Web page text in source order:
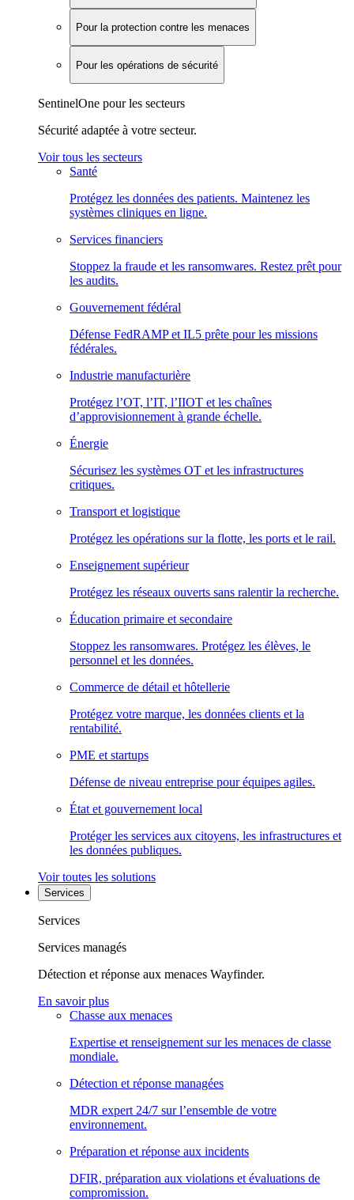
Pour la protection contre les menaces
Pour les opérations de sécurité
SentinelOne pour les secteurs
Sécurité adaptée à votre secteur.
Voir tous les secteurs
Santé
Protégez les données des patients. Maintenez les
systèmes cliniques en ligne.
Services financiers
Stoppez la fraude et les ransomwares. Restez prêt pour
les audits.
Gouvernement fédéral
Défense FedRAMP et IL5 prête pour les missions
fédérales.
Industrie manufacturière
Protégez l’OT, l’IT, l’IIOT et les chaînes
d’approvisionnement à grande échelle.
Énergie
Sécurisez les systèmes OT et les infrastructures
critiques.
Transport et logistique
Protégez les opérations sur la flotte, les ports et le rail.
Enseignement supérieur
Protégez les réseaux ouverts sans ralentir la recherche.
Éducation primaire et secondaire
Stoppez les ransomwares. Protégez les élèves, le
personnel et les données.
Commerce de détail et hôtellerie
Protégez votre marque, les données clients et la
rentabilité.
PME et startups
Défense de niveau entreprise pour équipes agiles.
État et gouvernement local
Protéger les services aux citoyens, les infrastructures et
les données publiques.
Voir toutes les solutions
Services
Services
Services managés
Détection et réponse aux menaces Wayfinder.
En savoir plus
Chasse aux menaces
Expertise et renseignement sur les menaces de classe
mondiale.
Détection et réponse managées
MDR expert 24/7 sur l’ensemble de votre
environnement.
Préparation et réponse aux incidents
DFIR, préparation aux violations et évaluations de
compromission.